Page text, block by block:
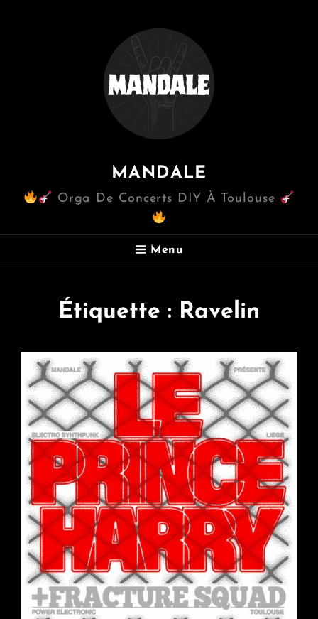
MANDALE
Orga De Concerts DIY À Toulouse
Menu
Étiquette : Ravelin